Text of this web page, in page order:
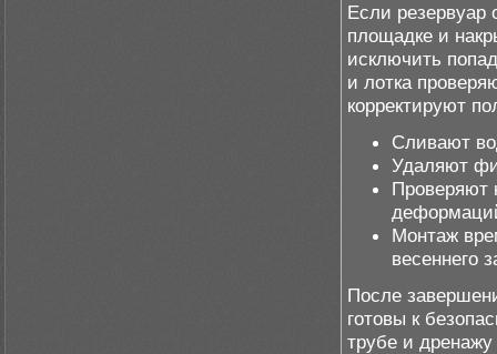
Если резервуар
площадке и
исключить
и лотка
корректируют
Сливают
Удаляют
Проверяют
Монтаж
весеннего
После
готовы к
трубе и